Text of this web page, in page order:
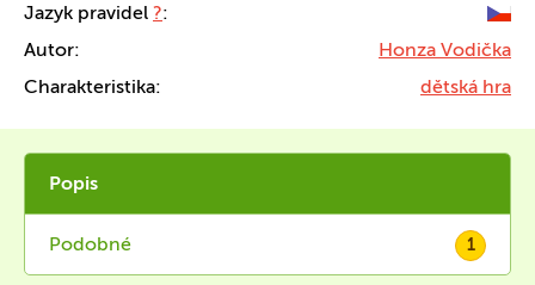
Jazyk pravidel ?:
Autor:
Honza Vodička
Charakteristika:
dětská hra
Popis
Podobné 1